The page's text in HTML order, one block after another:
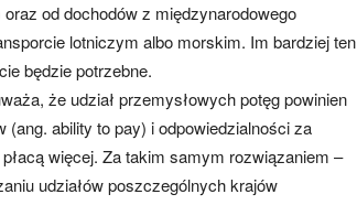
od dochodów z międzynarodowego
lotniczym albo morskim. Im bardziej ten
będzie potrzebne.
że udział przemysłowych potęg powinien
ability to pay) i odpowiedzialności za
więcej. Za takim samym rozwiązaniem –
udziałów poszczególnych krajów